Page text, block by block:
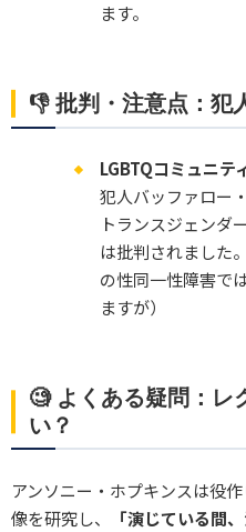
ます。
👎 批判・注意点：犯
LGBTQコミュニテ
犯人バッファロー
トランスジェンダ
は批判されました
の性同一性障害で
ますが）
🧐 よくある疑問：レ
い？
アンソニー・ホプキンスは役
像を研究し、
「演じている間